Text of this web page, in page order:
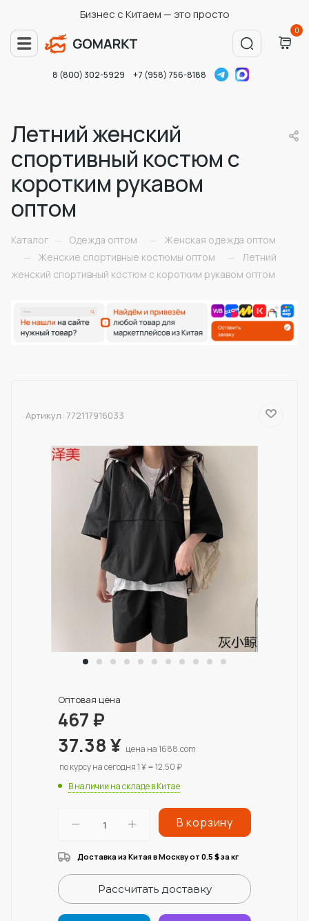
Бизнес с Китаем — это просто
0
8 (800) 302-5929 +7 (958) 756-8188
Летний женский
спортивный костюм с
коротким рукавом
оптом
Каталог — Одежда оптом —
Женская одежда оптом
—
Женские спортивные костюмы оптом —
Летний
женский спортивный костюм с коротким рукавом оптом
Артикул: 772117916033
Оптовая цена
467₽
37.38¥ цена на 1688.com
по курсу на сегодня 1 ¥ = 12.50 ₽
В наличии на складе в Китае
В корзину
Доставка из Китая в Москву от 0.5 $за кг
Рассчитать доставку